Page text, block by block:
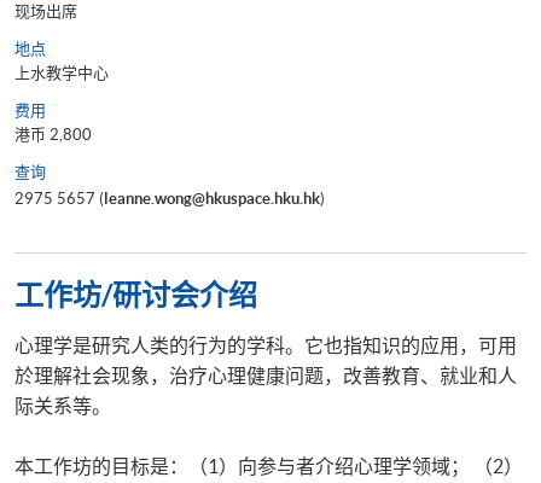
现场出席
地点
上水教学中心
费用
港币 2,800
查询
2975 5657 (leanne.wong@hkuspace.hku.hk)
工作坊/研讨会介绍
心理学是研究人类的行为的学科。它也指知识的应用，可用
於理解社会现象，治疗心理健康问题，改善教育、就业和人
际关系等。
本工作坊的目标是：（1）向参与者介绍心理学领域； （2）